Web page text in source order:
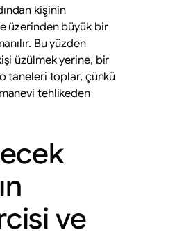
kişinin
üzerinden büyük bir
Bu yüzden
üzülmek yerine, bir
taneleri toplar, çünkü
tehlikeden
ve